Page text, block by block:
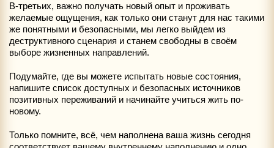
В-третьих, важно получать новый опыт и проживать
желаемые ощущения, как только они станут для нас такими
же понятными и безопасными, мы легко выйдем из
деструктивного сценария и станем свободны в своём
выборе жизненных направлений.
Подумайте, где вы можете испытать новые состояния,
напишите список доступных и безопасных источников
позитивных переживаний и начинайте учиться жить по-
новому.
Только помните, всё, чем наполнена ваша жизнь сегодня